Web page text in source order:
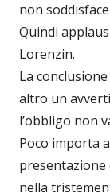
non
Quindi
Lorenzin.
La
altro un
l’obbligo non
Poco importa
presentazione
nella